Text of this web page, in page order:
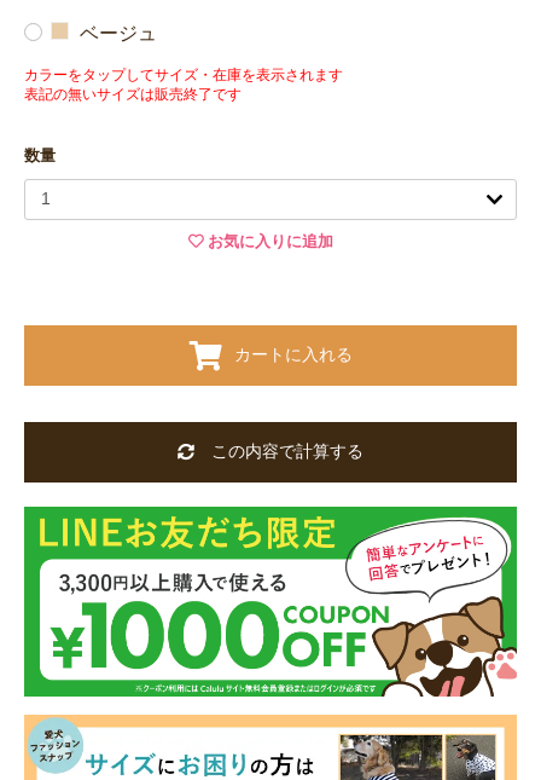
ベージュ
カラーをタップしてサイズ・在庫を表示されます
表記の無いサイズは販売終了です
数量
お気に入りに追加
カートに入れる
この内容で計算する